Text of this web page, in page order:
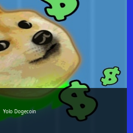
Yolo Dogecoin